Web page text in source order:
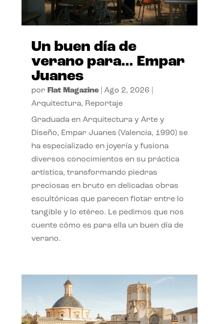
Un buen día de
verano para… Empar
Juanes
por Flat Magazine| Ago 2, 2026
Arquitectura, Reportaje
Graduada en Arquitectura y Arte y
Diseño, Empar Juanes (Valencia, 1990) se
ha especializado en joyería y fusiona
diversos conocimientos en su práctica
artística, transformando piedras
preciosas en bruto en delicadas obras
escultóricas que parecen flotar entre lo
tangible y lo etéreo. Le pedimos que nos
cuente cómo es para ella un buen día de
verano.